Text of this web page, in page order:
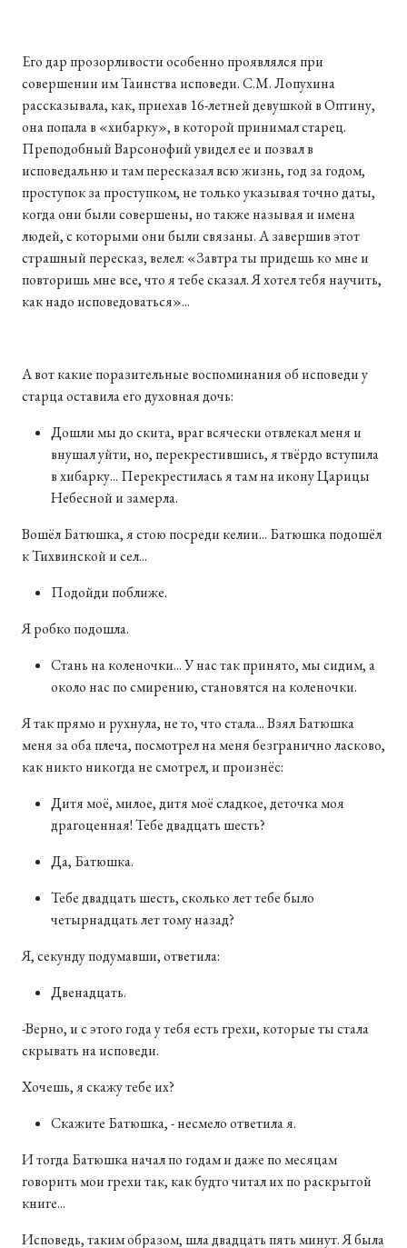
Его дар прозорливости особенно проявлялся при
совершении им Таинства исповеди. С.М. Лопухина
рассказывала, как, приехав 16-летней девушкой в Оптину,
она попала в «хибарку», в которой принимал старец.
Преподобный Варсонофий увидел ее и позвал в
исповедальню и там пересказал всю жизнь, год за годом,
проступок за проступком, не только указывая точно даты,
когда они были совершены, но также называя и имена
людей, с которыми они были связаны. А завершив этот
страшный пересказ, велел: «Завтра ты придешь ко мне и
повторишь мне все, что я тебе сказал. Я хотел тебя научить,
как надо исповедоваться»...
А вот какие поразительные воспоминания об исповеди у
старца оставила его духовная дочь:
Дошли мы до скита, враг всячески отвлекал меня и
внушал уйти, но, перекрестившись, я твёрдо вступила
в хибарку... Перекрестилась я там на икону Царицы
Небесной и замерла.
Вошёл Батюшка, я стою посреди келии... Батюшка подошёл
к Тихвинской и сел...
Подойди поближе.
Я робко подошла.
Стань на коленочки... У нас так принято, мы сидим, а
около нас по смирению, становятся на коленочки.
Я так прямо и рухнула, не то, что стала... Взял Батюшка
меня за оба плеча, посмотрел на меня безгранично ласково,
как никто никогда не смотрел, и произнёс:
Дитя моё, милое, дитя моё сладкое, деточка моя
драгоценная! Тебе двадцать шесть?
Да, Батюшка.
Тебе двадцать шесть, сколько лет тебе было
четырнадцать лет тому назад?
Я, секунду подумавши, ответила:
Двенадцать.
-Верно, и с этого года у тебя есть грехи, которые ты стала
скрывать на исповеди.
Хочешь, я скажу тебе их?
Скажите Батюшка, - несмело ответила я.
И тогда Батюшка начал по годам и даже по месяцам
говорить мои грехи так, как будто читал их по раскрытой
книге...
Исповедь, таким образом, шла двадцать пять минут. Я была